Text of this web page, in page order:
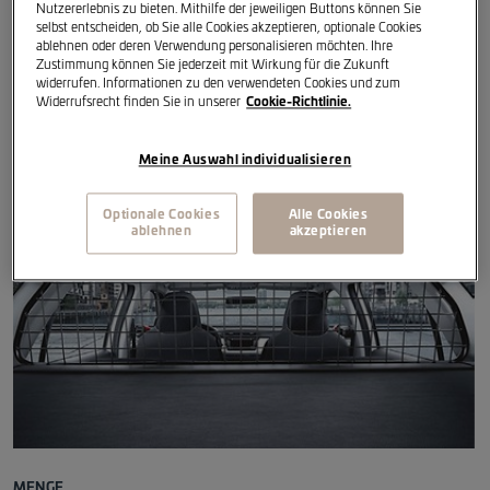
Kompatibel mit Fabia III Combi 2015-> 2024
Nutzererlebnis zu bieten. Mithilfe der jeweiligen Buttons können Sie
selbst entscheiden, ob Sie alle Cookies akzeptieren, optionale Cookies
ablehnen oder deren Verwendung personalisieren möchten. Ihre
Zustimmung können Sie jederzeit mit Wirkung für die Zukunft
widerrufen. Informationen zu den verwendeten Cookies und zum
Widerrufsrecht finden Sie in unserer Cookie-Richtlinie.
Meine Auswahl individualisieren
Optionale Cookies
ablehnen
Alle Cookies
akzeptieren